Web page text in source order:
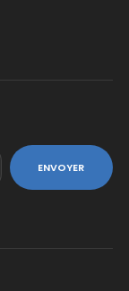
ENVOYER